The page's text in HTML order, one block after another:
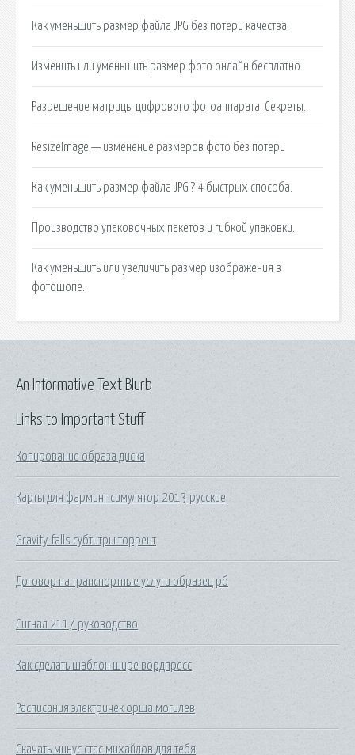
Как уменьшить размер файла JPG без потери качества.
Изменить или уменьшить размер фото онлайн бесплатно.
Разрешение матрицы цифрового фотоаппарата. Секреты.
ResizeImage — изменение размеров фото без потери
Как уменьшить размер файла JPG ? 4 быстрых способа.
Производство упаковочных пакетов и гибкой упаковки.
Как уменьшить или увеличить размер изображения в
фотошопе.
Links to Important Stuff
Копирование образа диска
Карты для фарминг симулятор 2013 русские
Gravity falls субтитры торрент
Договор на транспортные услуги образец рб
Сигнал 2117 руководство
Как сделать шаблон шире вордпресс
Расписания электричек орша могилев
Скачать минус стас михайлов для тебя
An Informative Text Blurb